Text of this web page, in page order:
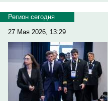
Регион сегодня
27 Мая 2026, 13:29